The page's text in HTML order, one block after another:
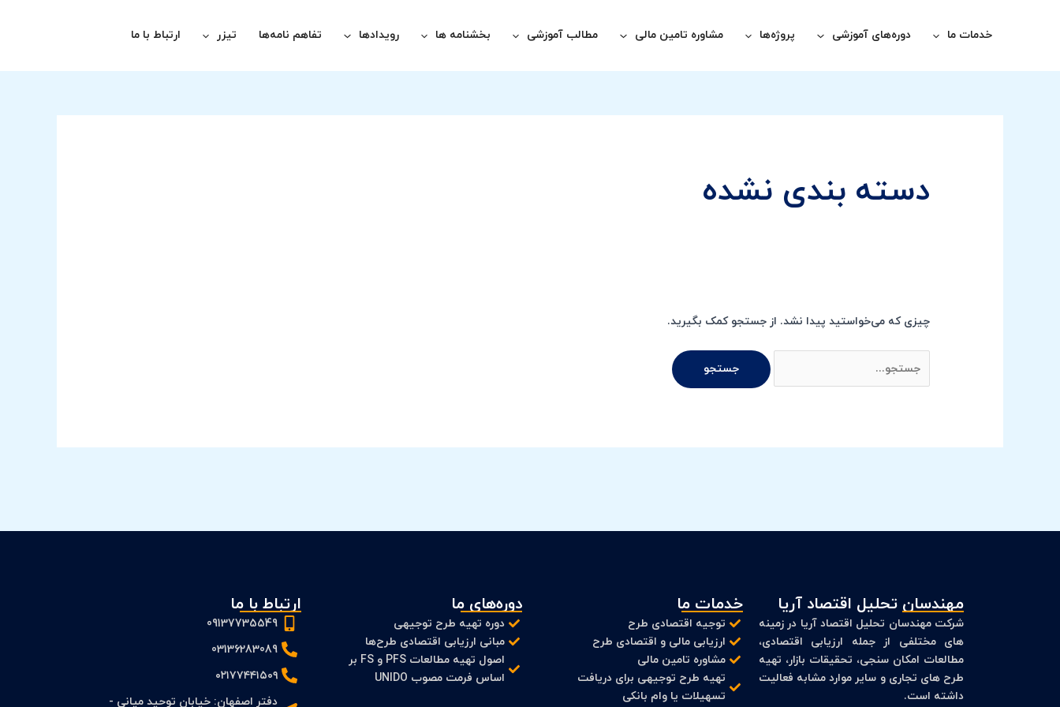
خدمات ما دوره‌های آموزشی پروژه‌ها مشاوره تامین مالی مطالب آموزشی بخشنامه ها رویدادها تفاهم نامه‌ها تیزر ارتباط با ما
دسته بندی نشده
چیزی که می‌خواستید پیدا نشد. از جستجو کمک بگیرید.
مهندسان تحلیل اقتصاد آریا
شرکت مهندسان تحلیل اقتصاد آریا در زمینه
های مختلفی از جمله ارزیابی اقتصادی،
مطالعات امکان سنجی، تحقیقات بازار، تهیه
طرح های تجاری و سایر موارد مشابه فعالیت
داشته است.
خدمات ما
توجیه اقتصادی طرح
ارزیابی مالی و اقتصادی طرح
مشاوره تامین مالی
تهیه طرح توجیهی برای دریافت
تسهیلات یا وام بانکی
دوره‌های ما
دوره تهیه طرح توجیهی
مبانی ارزیابی اقتصادی طرح‌ها
اصول تهیه مطالعات PFS و FS بر
اساس فرمت مصوب UNIDO
ارتباط با ما
09137735549
03136283089
۰۲۱۷۷۴۴۱۵۰۹
دفتر اصفهان: خیابان توحید میانی -